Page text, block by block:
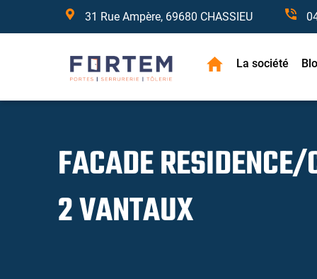
31 Rue Ampère, 69680 CHASSIEU
La société
FACADE
2 VANTAUX